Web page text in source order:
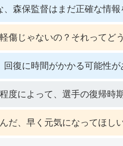
、森保監督はまだ正確な情
傷じゃないの？それってど
回復に時間がかかる可能性
度によって、選手の復帰時
だ、早く元気になってほし